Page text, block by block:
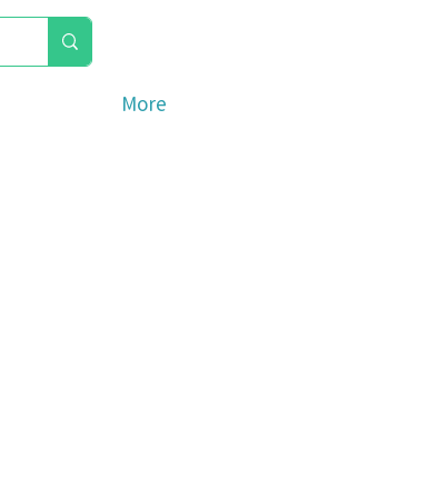
More